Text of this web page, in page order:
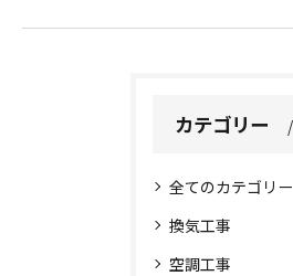
カテゴリー
全てのカテゴリー
換気工事
空調工事